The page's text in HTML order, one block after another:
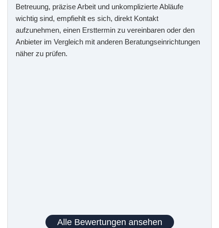
Betreuung, präzise Arbeit und unkomplizierte Abläufe
wichtig sind, empfiehlt es sich, direkt Kontakt
aufzunehmen, einen Ersttermin zu vereinbaren oder den
Anbieter im Vergleich mit anderen Beratungseinrichtungen
näher zu prüfen.
Alle Bewertungen ansehen